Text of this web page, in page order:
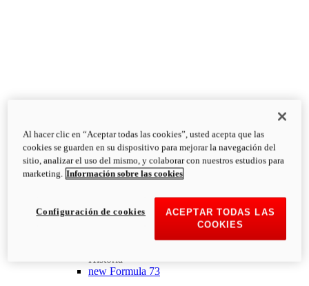
Historia
new Formula 73
Al hacer clic en “Aceptar todas las cookies”, usted acepta que las
cookies se guarden en su dispositivo para mejorar la navegación del
sitio, analizar el uso del mismo, y colaborar con nuestros estudios para
marketing. Información sobre las cookies
ACEPTAR TODAS LAS
COOKIES
Configuración de cookies